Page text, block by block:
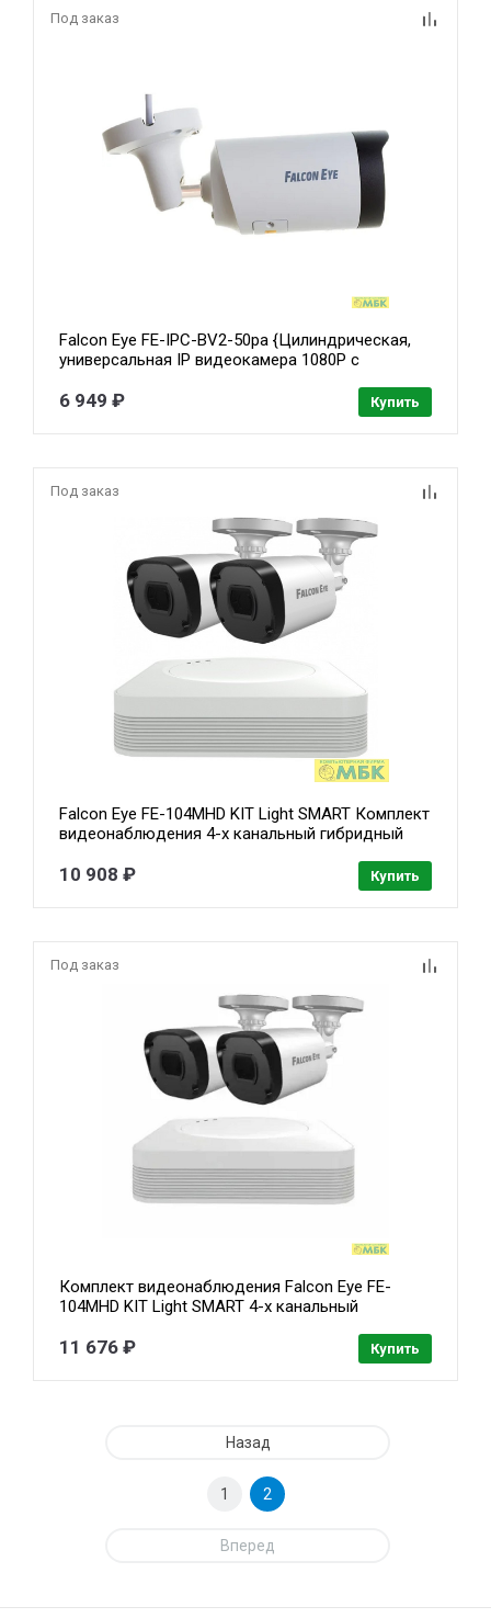
Под заказ
Falcon Eye FE-IPC-BV2-50pa {Цилиндрическая,
универсальная IP видеокамера 1080P с
«День/Ночь»; 1/2.8" SONY STARVIS IMX 307
6 949 ₽ Купить
Под заказ
Falcon Eye FE-104MHD KIT Light SMART Комплект
видеонаблюдения 4-х канальный гибридный
Видеовыходы: VGA;HDMI; Видеовходы: 4xBNC}
10 908 ₽ Купить
Под заказ
Комплект видеонаблюдения Falcon Eye FE-
104MHD KIT Light SMART 4-х канальный
Видеовыходы: VGA;HDMI; Видеовходы: 4xBNC}
11 676 ₽ Купить
Назад
1 2
Вперед